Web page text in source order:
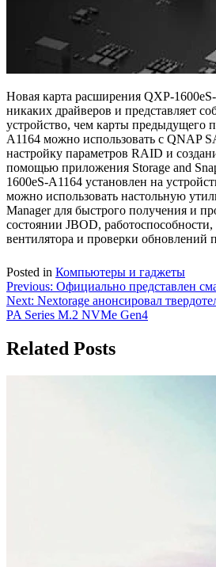
Новая карта расширения QXP-
никаких драйверов и представляет
устройство, чем карты предыдущего
A1164 можно использовать с QNAP
настройку параметров RAID и
помощью приложения Storage and
1600eS-A1164 установлен на
можно использовать настольную
Manager для быстрого получения и
состоянии JBOD,
вентилятора и проверки обновлений
Posted in Компьютеры и гаджеты
Навигация
по
Previous: Официально представлен
Next: Nextorage анонсировал
PA Series M.2 NVMe Gen4
Related Posts